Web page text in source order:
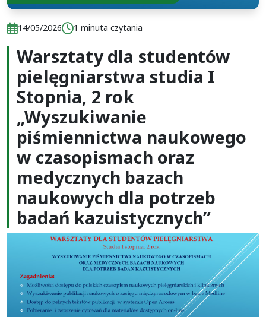
Data publikacji:
14/05/2026Czas czytania:
1 minuta czytania
Warsztaty dla studentów
pielęgniarstwa studia I
Stopnia, 2 rok
„Wyszukiwanie
piśmiennictwa naukowego
w czasopismach oraz
medycznych bazach
naukowych dla potrzeb
badań kazuistycznych”
Data publikacji:
14/05/2026Czas czytania:1 minuta czytania